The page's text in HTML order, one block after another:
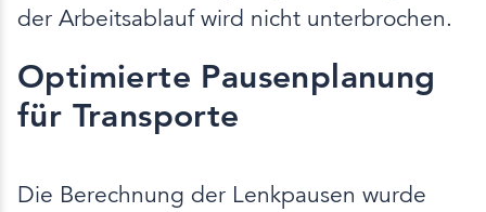
der Arbeitsablauf wird nicht unterbrochen.
Optimierte Pausenplanung
für Transporte
Die Berechnung der Lenkpausen wurde